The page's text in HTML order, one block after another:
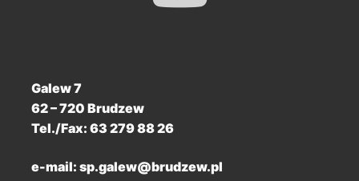
Galew 7
62 – 720 Brudzew
Tel./Fax: 63 279 88 26
e-mail: sp.galew@brudzew.pl